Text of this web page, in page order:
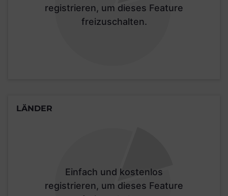
registrieren, um dieses Feature
freizuschalten.
LÄNDER
Einfach und kostenlos
registrieren, um dieses Feature